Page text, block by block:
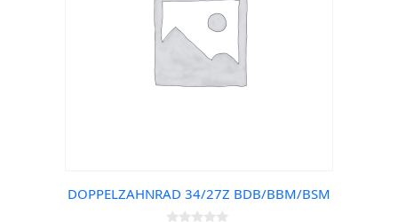
DOPPELZAHNRAD 34/27Z BDB/BBM/BSM